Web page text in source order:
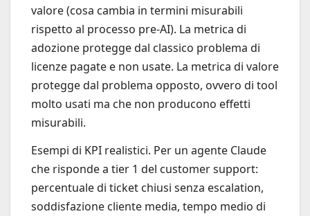
valore (cosa cambia in termini misurabili
rispetto al processo pre-AI). La metrica di
adozione protegge dal classico problema di
licenze pagate e non usate. La metrica di valore
protegge dal problema opposto, ovvero di tool
molto usati ma che non producono effetti
misurabili.
Esempi di KPI realistici. Per un agente Claude
che risponde a tier 1 del customer support:
percentuale di ticket chiusi senza escalation,
soddisfazione cliente media, tempo medio di